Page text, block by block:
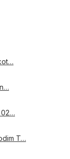
02…
T…